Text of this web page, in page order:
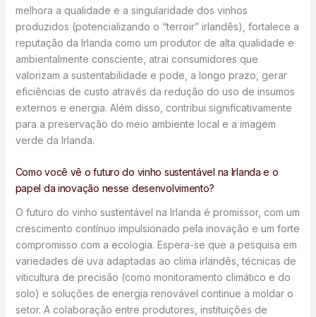
melhora a qualidade e a singularidade dos vinhos
produzidos (potencializando o “terroir” irlandês), fortalece a
reputação da Irlanda como um produtor de alta qualidade e
ambientalmente consciente, atrai consumidores que
valorizam a sustentabilidade e pode, a longo prazo, gerar
eficiências de custo através da redução do uso de insumos
externos e energia. Além disso, contribui significativamente
para a preservação do meio ambiente local e a imagem
verde da Irlanda.
Como você vê o futuro do vinho sustentável na Irlanda e o
papel da inovação nesse desenvolvimento?
O futuro do vinho sustentável na Irlanda é promissor, com um
crescimento contínuo impulsionado pela inovação e um forte
compromisso com a ecologia. Espera-se que a pesquisa em
variedades de uva adaptadas ao clima irlandês, técnicas de
viticultura de precisão (como monitoramento climático e do
solo) e soluções de energia renovável continue a moldar o
setor. A colaboração entre produtores, instituições de